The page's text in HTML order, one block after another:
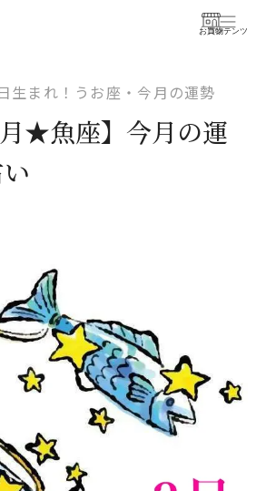
お買物
コンテンツ
生まれ！うお座・今月の運勢
月★魚座】今月の運